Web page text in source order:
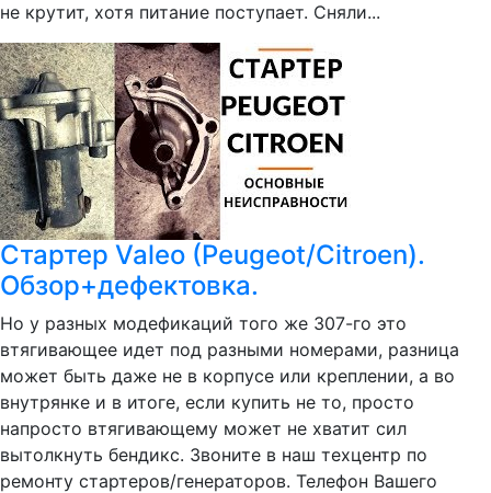
не крутит, хотя питание поступает. Сняли...
Стартер Valeo (Peugeot/Citroen).
Обзор+дефектовка.
Но у разных модефикаций того же 307-го это
втягивающее идет под разными номерами, разница
может быть даже не в корпусе или креплении, а во
внутрянке и в итоге, если купить не то, просто
напросто втягивающему может не хватит сил
вытолкнуть бендикс. Звоните в наш техцентр по
ремонту стартеров/генераторов. Телефон Вашего